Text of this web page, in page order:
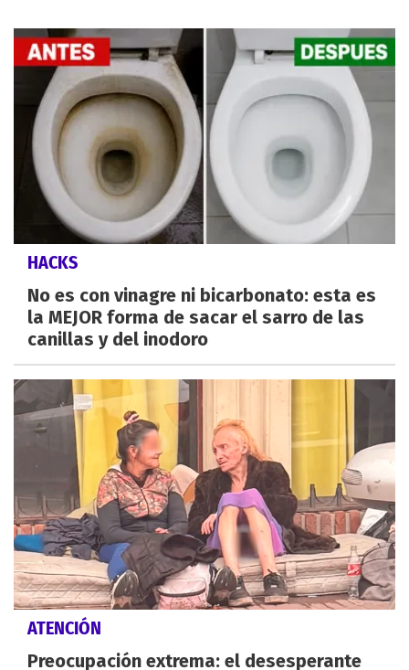
HACKS
No es con vinagre ni bicarbonato: esta es
la MEJOR forma de sacar el sarro de las
canillas y del inodoro
ATENCIÓN
Preocupación extrema: el desesperante